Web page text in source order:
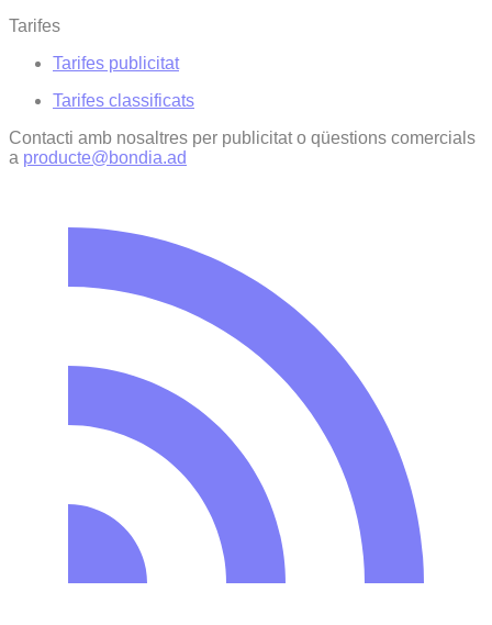
Tarifes
Tarifes publicitat
Tarifes classificats
Contacti amb nosaltres per publicitat o qüestions comercials
a producte@bondia.ad